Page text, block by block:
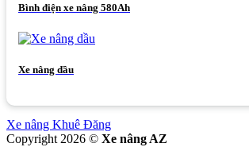
Bình điện xe nâng 580Ah
Xe nâng dầu
Xe nâng Khuê Đăng
Copyright 2026 © Xe nâng AZ